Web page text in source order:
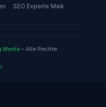
SEO Experte Maik
Media – Alle Rechte